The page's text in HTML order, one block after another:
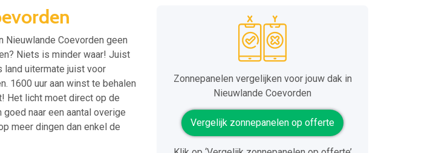
Nieuwlande Coevorden geen
Niets is minder waar! Juist
land uitermate juist voor
1600 uur aan winst te behalen
Het licht moet direct op de
naar een aantal overige
meer dingen dan enkel de
Zonnepanelen vergelijken voor jouw dak in
Nieuwlande Coevorden
Vergelijk zonnepanelen op offerte